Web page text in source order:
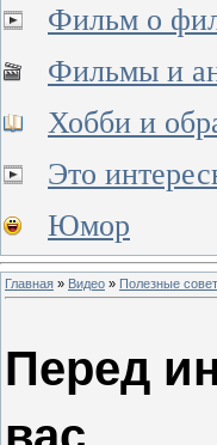
Фильм о
Фильмы и
Хобби и
Это
Юмор
Главная » Видео » Полезные
Перед